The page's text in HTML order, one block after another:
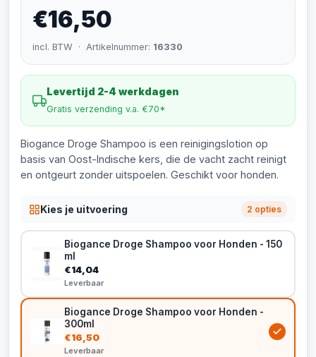
€16,50
incl. BTW · Artikelnummer: 16330
Levertijd 2-4 werkdagen
Gratis verzending v.a. €70*
Biogance Droge Shampoo is een reinigingslotion op
basis van Oost-Indische kers, die de vacht zacht reinigt
en ontgeurt zonder uitspoelen. Geschikt voor honden.
Kies je uitvoering 2 opties
Biogance Droge Shampoo voor Honden - 150
ml
€14,04
Leverbaar
Biogance Droge Shampoo voor Honden -
300ml
€16,50
Leverbaar